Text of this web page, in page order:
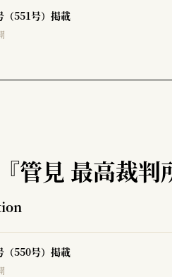
（551号）掲載
管見 最高裁判
（550号）掲載